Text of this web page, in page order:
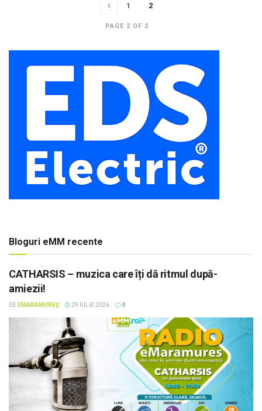
PAGE 2 OF 2
1 2
Bloguri eMM recente
CATHARSIS – muzica care îți dă ritmul după-
amiezii!
DE EMARAMUREȘ 29 IULIE 2026 0